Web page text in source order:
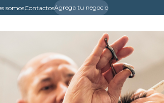
somosContactosAgrega tu negocio